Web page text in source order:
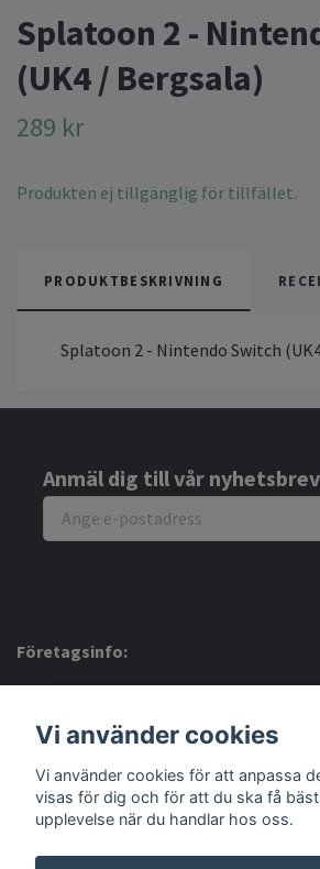
Splatoon 2 -
(UK4 / Bergsala)
289 kr
Produkten ej tillgänglig för tillfället.
PRODUKTBESKRIVNING
Splatoon 2 - Nintendo Switch
Anmäl dig till vår nyhetsbrev
Företagsinfo:
Sociala medier
Vi använder cookies
Vi använder cookies för att anpassa
visas för dig och för att du ska få
upplevelse när du handlar hos oss.